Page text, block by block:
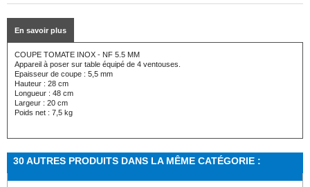
En savoir plus
COUPE TOMATE INOX - NF 5.5 MM
Appareil à poser sur table équipé de 4 ventouses.
Epaisseur de coupe : 5,5 mm
Hauteur : 28 cm
Longueur : 48 cm
Largeur : 20 cm
Poids net : 7,5 kg
30 AUTRES PRODUITS DANS LA MÊME CATÉGORIE :